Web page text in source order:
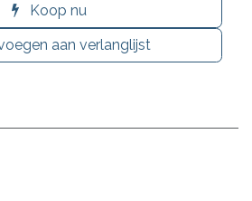
Koop nu
aan verlanglijst